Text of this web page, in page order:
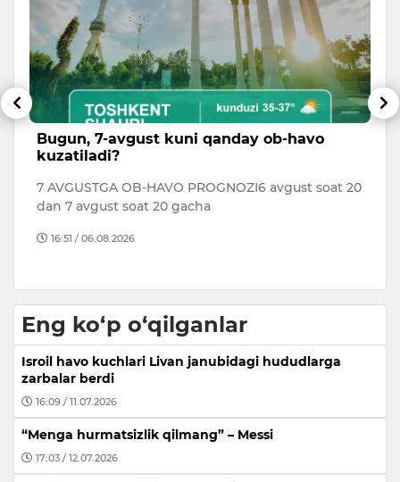
Bugun, 7-avgust kuni qanday ob-havo
kuzatiladi?
7 AVGUSTGA OB-HAVO PROGNOZI6 avgust soat 20
dan 7 avgust soat 20 gacha
16:51 / 06.08.2026
Eng ko‘p o‘qilganlar
Isroil havo kuchlari Livan janubidagi hududlarga
zarbalar berdi
16:09 / 11.07.2026
“Menga hurmatsizlik qilmang” – Messi
17:03 / 12.07.2026